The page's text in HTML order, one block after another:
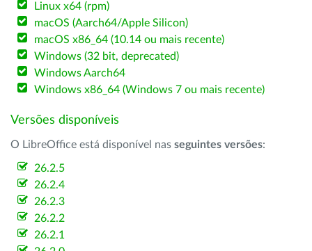
Linux x64 (rpm)
macOS (Aarch64/Apple Silicon)
macOS x86_64 (10.14 ou mais recente)
Windows (32 bit, deprecated)
Windows Aarch64
Windows x86_64 (Windows 7 ou mais recente)
Versões disponíveis
O LibreOffice está disponível nas seguintes versões:
26.2.5
26.2.4
26.2.3
26.2.2
26.2.1